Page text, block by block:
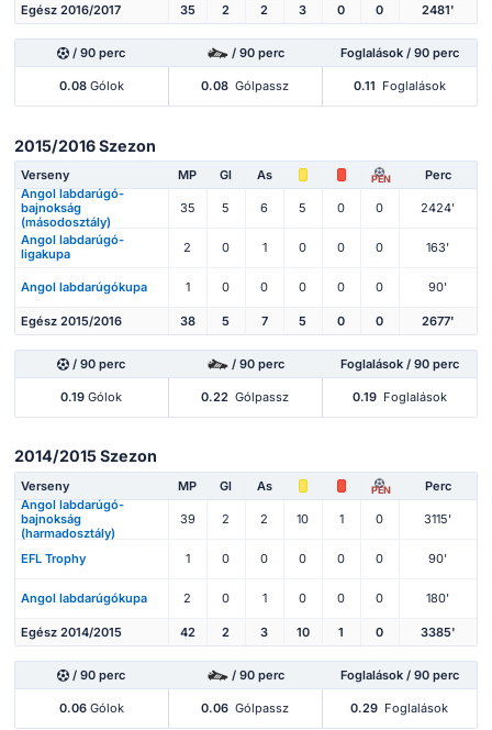
Egész 2016/2017 35 2 2 3 0 0 2481'
/ 90 perc / 90 perc Foglalások / 90 perc
0.08Gólok 0.08 Gólpassz 0.11 Foglalások
2015/2016 Szezon
Verseny MP Gl As PEN
Perc
Angol labdarúgó-
bajnokság
(másodosztály)
35 5 6 5 0 0 2424'
Angol labdarúgó-
ligakupa
2 0 1 0 0 0 163'
Angol labdarúgókupa 1 0 0 0 0 0 90'
Egész 2015/2016 38 5 7 5 0 0 2677'
/ 90 perc / 90 perc Foglalások / 90 perc
0.19 Gólok 0.22 Gólpassz 0.19 Foglalások
2014/2015 Szezon
Verseny MP Gl As PEN
Perc
Angol labdarúgó-
bajnokság
(harmadosztály)
39 2 2 10 1 0 3115'
EFL Trophy 1 0 0 0 0 0 90'
Angol labdarúgókupa 2 0 1 0 0 0 180'
Egész 2014/2015 42 2 3 10 1 0 3385'
/ 90 perc / 90 perc Foglalások / 90 perc
0.06Gólok 0.06 Gólpassz 0.29 Foglalások